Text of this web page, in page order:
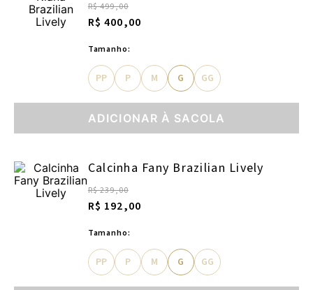
R$ 499,00
R$ 400,00
Tamanho:
PP P M G GG
ADICIONAR À SACOLA
Calcinha Fany Brazilian Lively
R$ 239,00
R$ 192,00
Tamanho:
PP P M G GG